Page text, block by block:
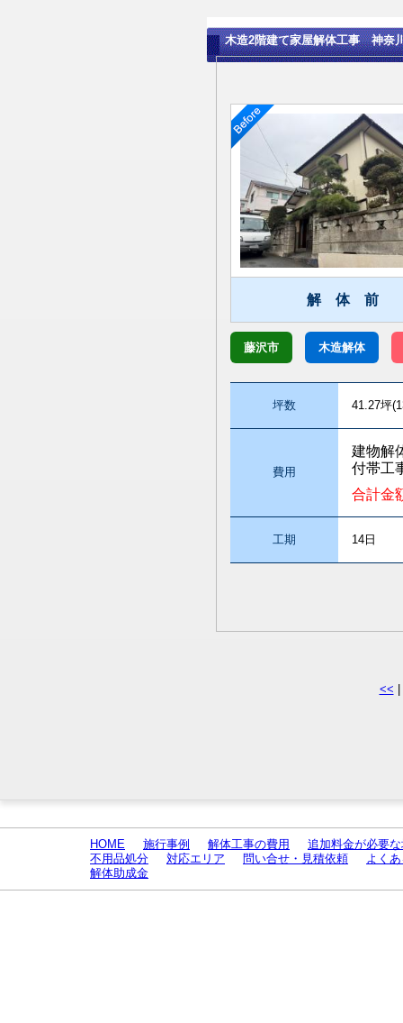
木造2階建て家屋解体工事 神奈
解 体 前
藤沢市 木造解体
坪数 41.27坪
費用
建物解
付帯工
合計金
工期 14日
<<
HOME 施行事例 解体工事の費用
追加料金が必要
不用品処分
対応エリア 問い合せ・見積依頼
よく
解体助成金